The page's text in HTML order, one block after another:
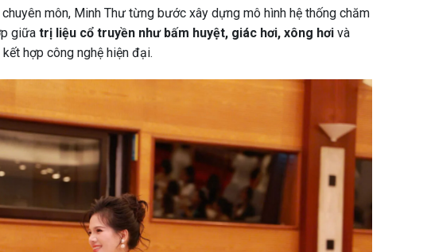
môn, Minh Thư từng bước xây dựng mô hình hệ thống chăm
giữa trị liệu cổ truyền như bấm huyệt, giác hơi, xông hơi và
kết hợp công nghệ hiện đại.